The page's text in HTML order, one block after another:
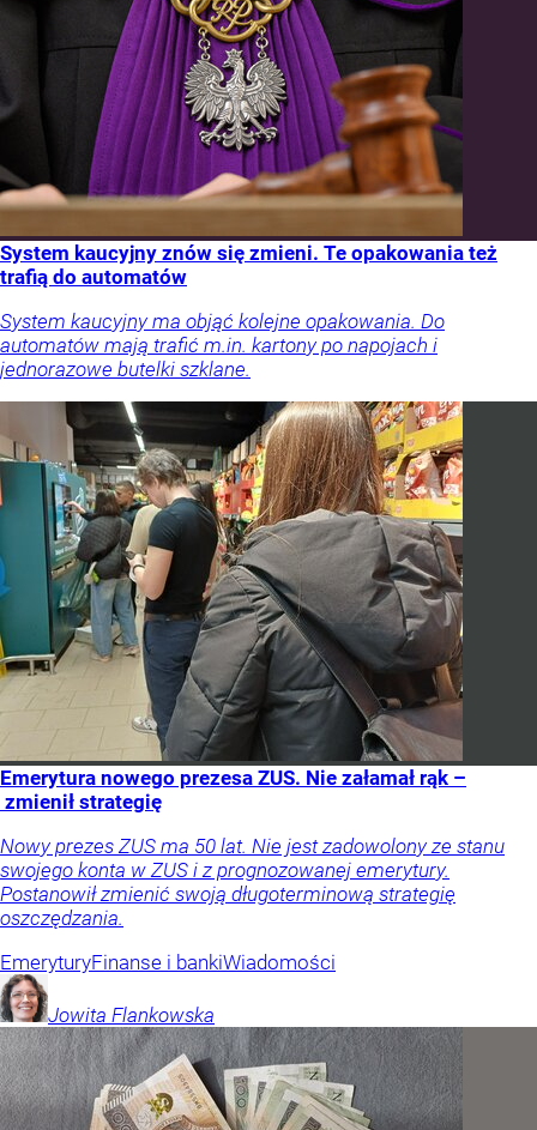
System kaucyjny znów się zmieni. Te opakowania też
trafią do automatów
System kaucyjny ma objąć kolejne opakowania. Do
automatów mają trafić m.in. kartony po napojach i
jednorazowe butelki szklane.
Emerytura nowego prezesa ZUS. Nie załamał rąk –
zmienił strategię
Nowy prezes ZUS ma 50 lat. Nie jest zadowolony ze stanu
swojego konta w ZUS i z prognozowanej emerytury.
Postanowił zmienić swoją długoterminową strategię
oszczędzania.
EmeryturyFinanse i bankiWiadomości
Jowita Flankowska